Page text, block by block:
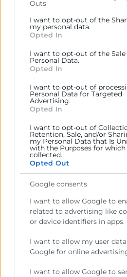
Please note that this website/
Google services and may
including but not limited to
behaviour. You may click to
below specified purposes in
section.
Outs
I want to opt-out of the
my personal data.
Opted In
I want to opt-out of the
Personal Data.
Opted In
I want to opt-out of
Personal Data for Targeted
Advertising.
Opted In
I want to opt-out of
Retention, Sale, and/or
my Personal Data that Is
with the Purposes for
collected.
Opted Out
Google consents
I want to allow Google to
related to advertising like
or device identifiers in apps.
I want to allow my user
Google for online
I want to allow Google to
Métodos de Cobro y Pago
Sr. D. Jose Manuel Soriano,
Valenciana y R. Murcia
Especialista Comercio
Valenciana y R. Murcia
16:30
Movilidad de Trabajadores
Sr. Dª. Abigail Pérez,
Global Mobility Team
16:45
Coloquio y Clausura
Descargar programa
Colabora